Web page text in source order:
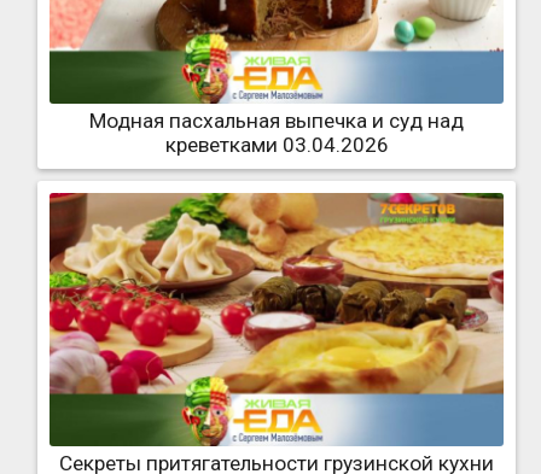
Модная пасхальная выпечка и суд над
креветками 03.04.2026
Секреты притягательности грузинской кухни